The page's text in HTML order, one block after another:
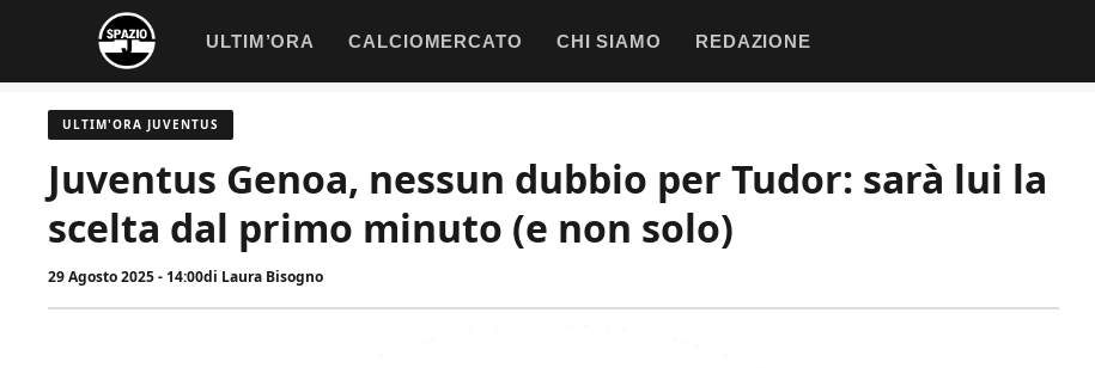
contenuto
ULTIM’ORA CALCIOMERCATO CHI SIAMO REDAZIONE
ULTIM'ORA JUVENTUS
Juventus Genoa, nessun dubbio per Tudor: sarà lui la
scelta dal primo minuto (e non solo)
29 Agosto 2025 - 14:00di Laura Bisogno